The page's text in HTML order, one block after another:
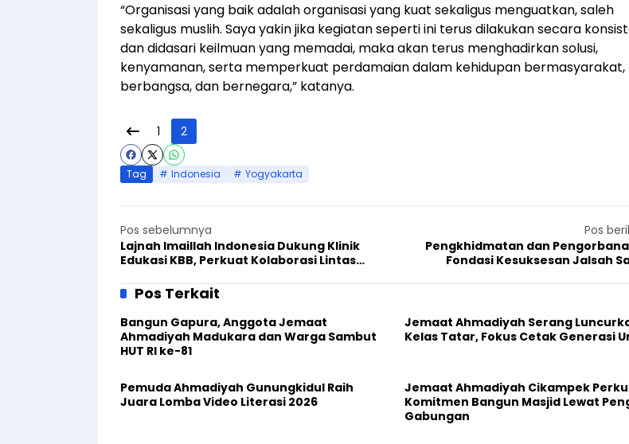
“Organisasi yang baik adalah organisasi yang kuat sekaligus menguatkan, saleh
sekaligus muslih. Saya yakin jika kegiatan seperti ini terus dilakukan secara
dan didasari keilmuan yang memadai, maka akan terus menghadirkan solusi,
kenyamanan, serta memperkuat perdamaian dalam kehidupan bermasyarakat,
berbangsa, dan bernegara,” katanya.
1 2
Tag Indonesia Yogyakarta
Pos sebelumnya
Lajnah Imaillah Indonesia Dukung Klinik
Edukasi KBB, Perkuat Kolaborasi Lintas
Pos
Pengkhidmatan dan
Fondasi Kesuksesan Jalsah
Pos Terkait
Bangun Gapura, Anggota Jemaat
Ahmadiyah Madukara dan Warga Sambut
HUT RI ke-81
Jemaat Ahmadiyah Serang
Kelas Tatar, Fokus Cetak Generasi
Pemuda Ahmadiyah Gunungkidul Raih
Juara Lomba Video Literasi 2026
Jemaat Ahmadiyah Cikampek
Komitmen Bangun Masjid Lewat
Gabungan